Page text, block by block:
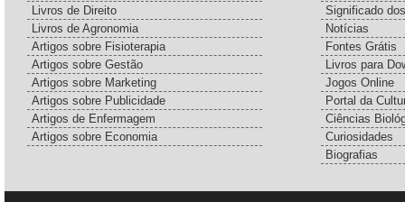
Livros de Direito
Livros de Agronomia
Artigos sobre Fisioterapia
Artigos sobre Gestão
Artigos sobre Marketing
Artigos sobre Publicidade
Artigos de Enfermagem
Artigos sobre Economia
Significado
Notícias
Fontes Grátis
Livros para
Jogos Online
Portal da
Ciências
Curiosidades
Biografias